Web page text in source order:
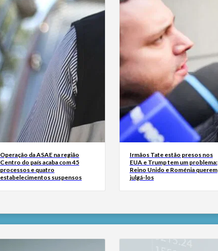
Operação da ASAE na região
Centro do país acaba com 45
processos e quatro
estabelecimentos suspensos
Irmãos Tate estão presos nos
EUA e Trump tem um problema:
Reino Unido e Roménia querem
julgá-los